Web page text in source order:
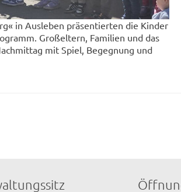
in Ausleben präsentierten die Kinder
Großeltern, Familien und das
mit Spiel, Begegnung und